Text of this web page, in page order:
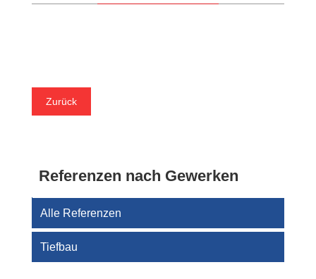
Zurück
Referenzen nach Gewerken
Alle Referenzen
Tiefbau